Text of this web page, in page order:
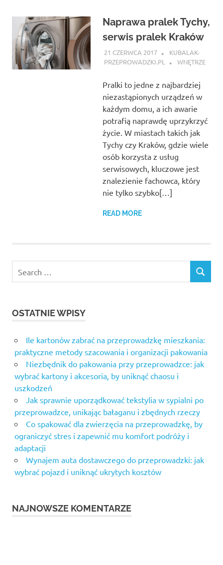
Naprawa pralek Tychy,
serwis pralek Kraków
21 CZERWCA 2017
KUBALAK-
PRZEPROWADZKI.PL
WNĘTRZE
Pralki to jedne z najbardziej
niezastąpionych urządzeń w
każdym domu, a ich awarie
potrafią naprawdę uprzykrzyć
życie. W miastach takich jak
Tychy czy Kraków, gdzie wiele
osób korzysta z usług
serwisowych, kluczowe jest
znalezienie fachowca, który
nie tylko szybko[…]
READ MORE
for:
SEARCH
OSTATNIE WPISY
Ile kartonów zabrać na przeprowadzkę mieszkania:
praktyczne metody szacowania i organizacji pakowania
Niezbędnik do pakowania przy przeprowadzce: jak
wybrać kartony i akcesoria, by uniknąć chaosu i
uszkodzeń
Jak sprawnie uporządkować tekstylia w sypialni po
przeprowadzce, unikając bałaganu i zbędnych rzeczy
Co spakować dla zwierzęcia na przeprowadzkę, by
ograniczyć stres i zapewnić mu komfort podróży i
adaptacji
Wynajem auta dostawczego do przeprowadzki: jak
wybrać pojazd i uniknąć ukrytych kosztów
NAJNOWSZE KOMENTARZE